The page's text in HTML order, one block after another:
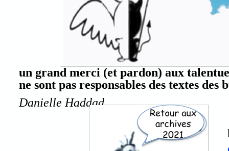
un grand merci (et pardon) aux
ne sont pas responsables des textes
Danielle Haddad